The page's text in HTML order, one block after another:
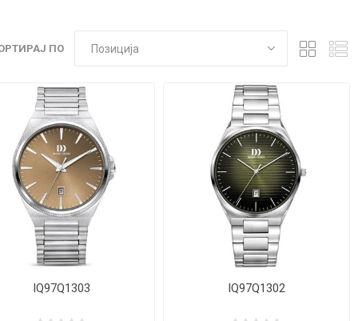
накит
ПО
IQ97Q1303 IQ97Q1302